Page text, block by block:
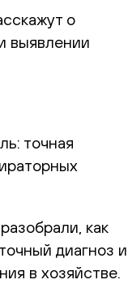
о
выявлении
точная
как
диагноз и
в хозяйстве.